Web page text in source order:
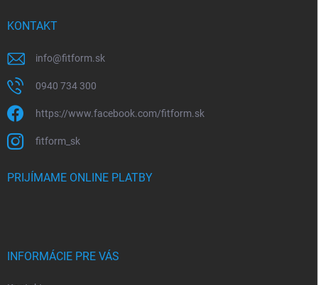
KONTAKT
info@fitform.sk
0940 734 300
https://www.facebook.com/fitform.sk
fitform_sk
PRIJÍMAME ONLINE PLATBY
INFORMÁCIE PRE VÁS